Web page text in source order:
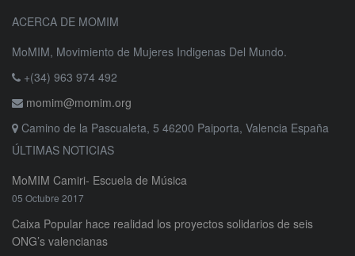
ACERCA DE MOMIM
MoMIM, Movimiento de Mujeres Indigenas Del Mundo.
+(34) 963 974 492
momim@momim.org
Camino de la Pascualeta, 5 46200 Paiporta, Valencia España
ÚLTIMAS NOTICIAS
MoMIM Camiri- Escuela de Música
05 Octubre 2017
Caixa Popular hace realidad los proyectos solidarios de seis
ONG’s valencianas